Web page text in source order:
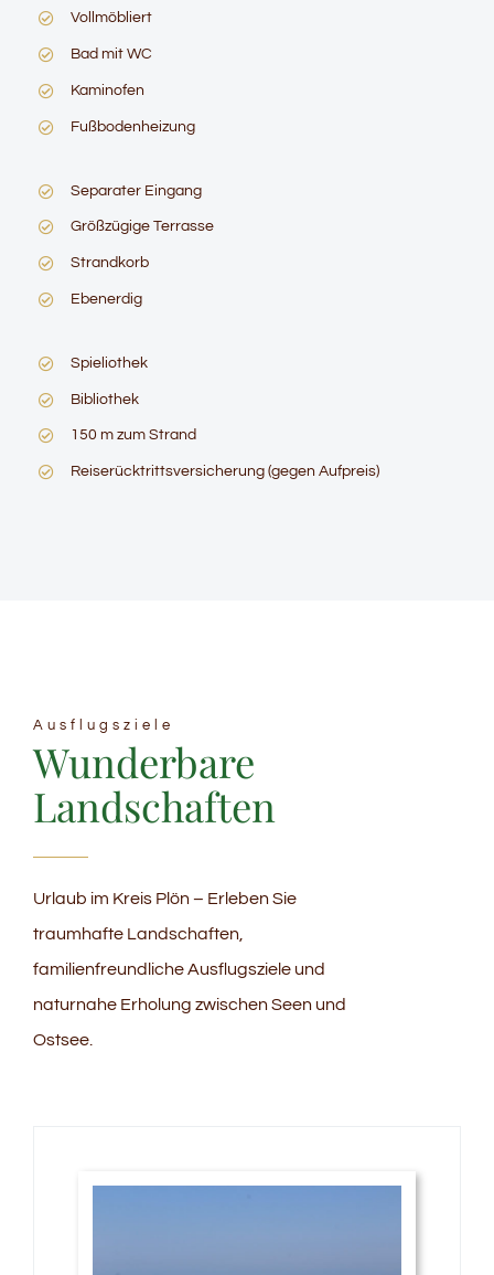
Vollmöbliert
Bad mit WC
Kaminofen
Fußbodenheizung
Separater Eingang
Größzügige Terrasse
Strandkorb
Ebenerdig
Spieliothek
Bibliothek
150 m zum Strand
Reiserücktrittsversicherung (gegen Aufpreis)
Ausflugsziele
Wunderbare
Landschaften
Urlaub im Kreis Plön – Erleben Sie
traumhafte Landschaften,
familienfreundliche Ausflugsziele und
naturnahe Erholung zwischen Seen und
Ostsee.